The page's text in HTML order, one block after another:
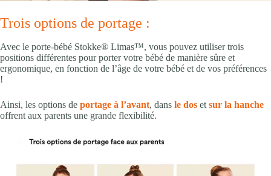
Trois options de portage :
Avec le porte-bébé Stokke® Limas™, vous pouvez utiliser trois
positions différentes pour porter votre bébé de manière sûre et
ergonomique, en fonction de l’âge de votre bébé et de vos préférences
!
Ainsi, les options de portage à l’avant, dans le dos et sur la hanche
offrent aux parents une grande flexibilité.